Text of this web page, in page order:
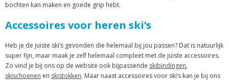
bochten kan maken en goede grip hebt.
Accessoires voor heren ski’s
Heb je de juiste ski’s gevonden die helemaal bij jou passen? Dat is natuurlijk
super fijn, maar maak je zelf helemaal compleet met de juiste accessoires.
Zo vind je bij ons op de website ook bijpassende skibindingen,
skischoenen en skistokken. Maar naast accessoires voor ski’s kan je bij ons